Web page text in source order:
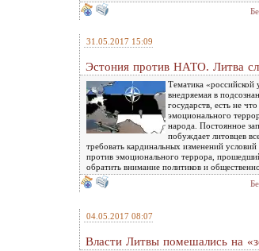
31.05.2017 15:09
Эстония против НАТО. Литва
Тематика «российской
внедряемая в
государств, есть не
эмоционального
народа. Постоянное
побуждает литовцев
требовать кардинальных изменений
против эмоционального террора,
обратить внимание политиков и
04.05.2017 08:07
Власти Литвы помешались на